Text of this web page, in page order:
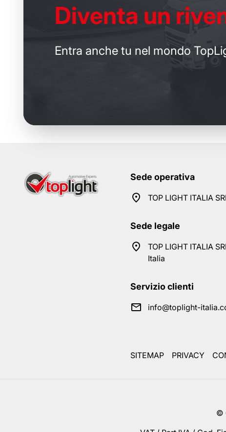
Diventa un
Entra anche tu nel mondo
Sede operativa
TOP LIGHT ITALIA
Sede legale
TOP LIGHT ITALIA
Italia
Servizio clienti
info@toplight-
SITEMAP PRIVACY
©